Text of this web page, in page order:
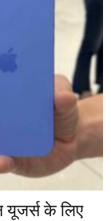
के लिए